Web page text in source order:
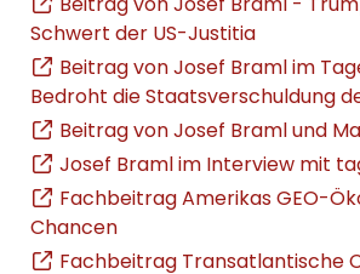
Schwert der US-Justitia
Beitrag von Josef Braml im
Bedroht die Staatsverschuldung
Beitrag von Josef Braml und
Josef Braml im Interview mit
Fachbeitrag Amerikas GEO-
Chancen
Fachbeitrag Transatlantische